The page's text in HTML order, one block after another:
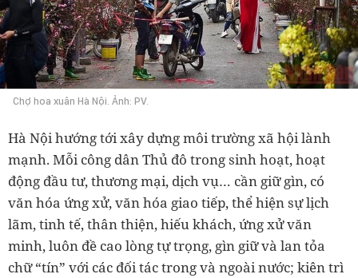
Chợ hoa xuân Hà Nội. Ảnh: PV.
Hà Nội hướng tới xây dựng môi trường xã hội lành
mạnh. Mỗi công dân Thủ đô trong sinh hoạt, hoạt
động đầu tư, thương mại, dịch vụ… cần giữ gìn, có
văn hóa ứng xử, văn hóa giao tiếp, thể hiện sự lịch
lãm, tinh tế, thân thiện, hiếu khách, ứng xử văn
minh, luôn đề cao lòng tự trọng, gìn giữ và lan tỏa
chữ “tín” với các đối tác trong và ngoài nước; kiên trì